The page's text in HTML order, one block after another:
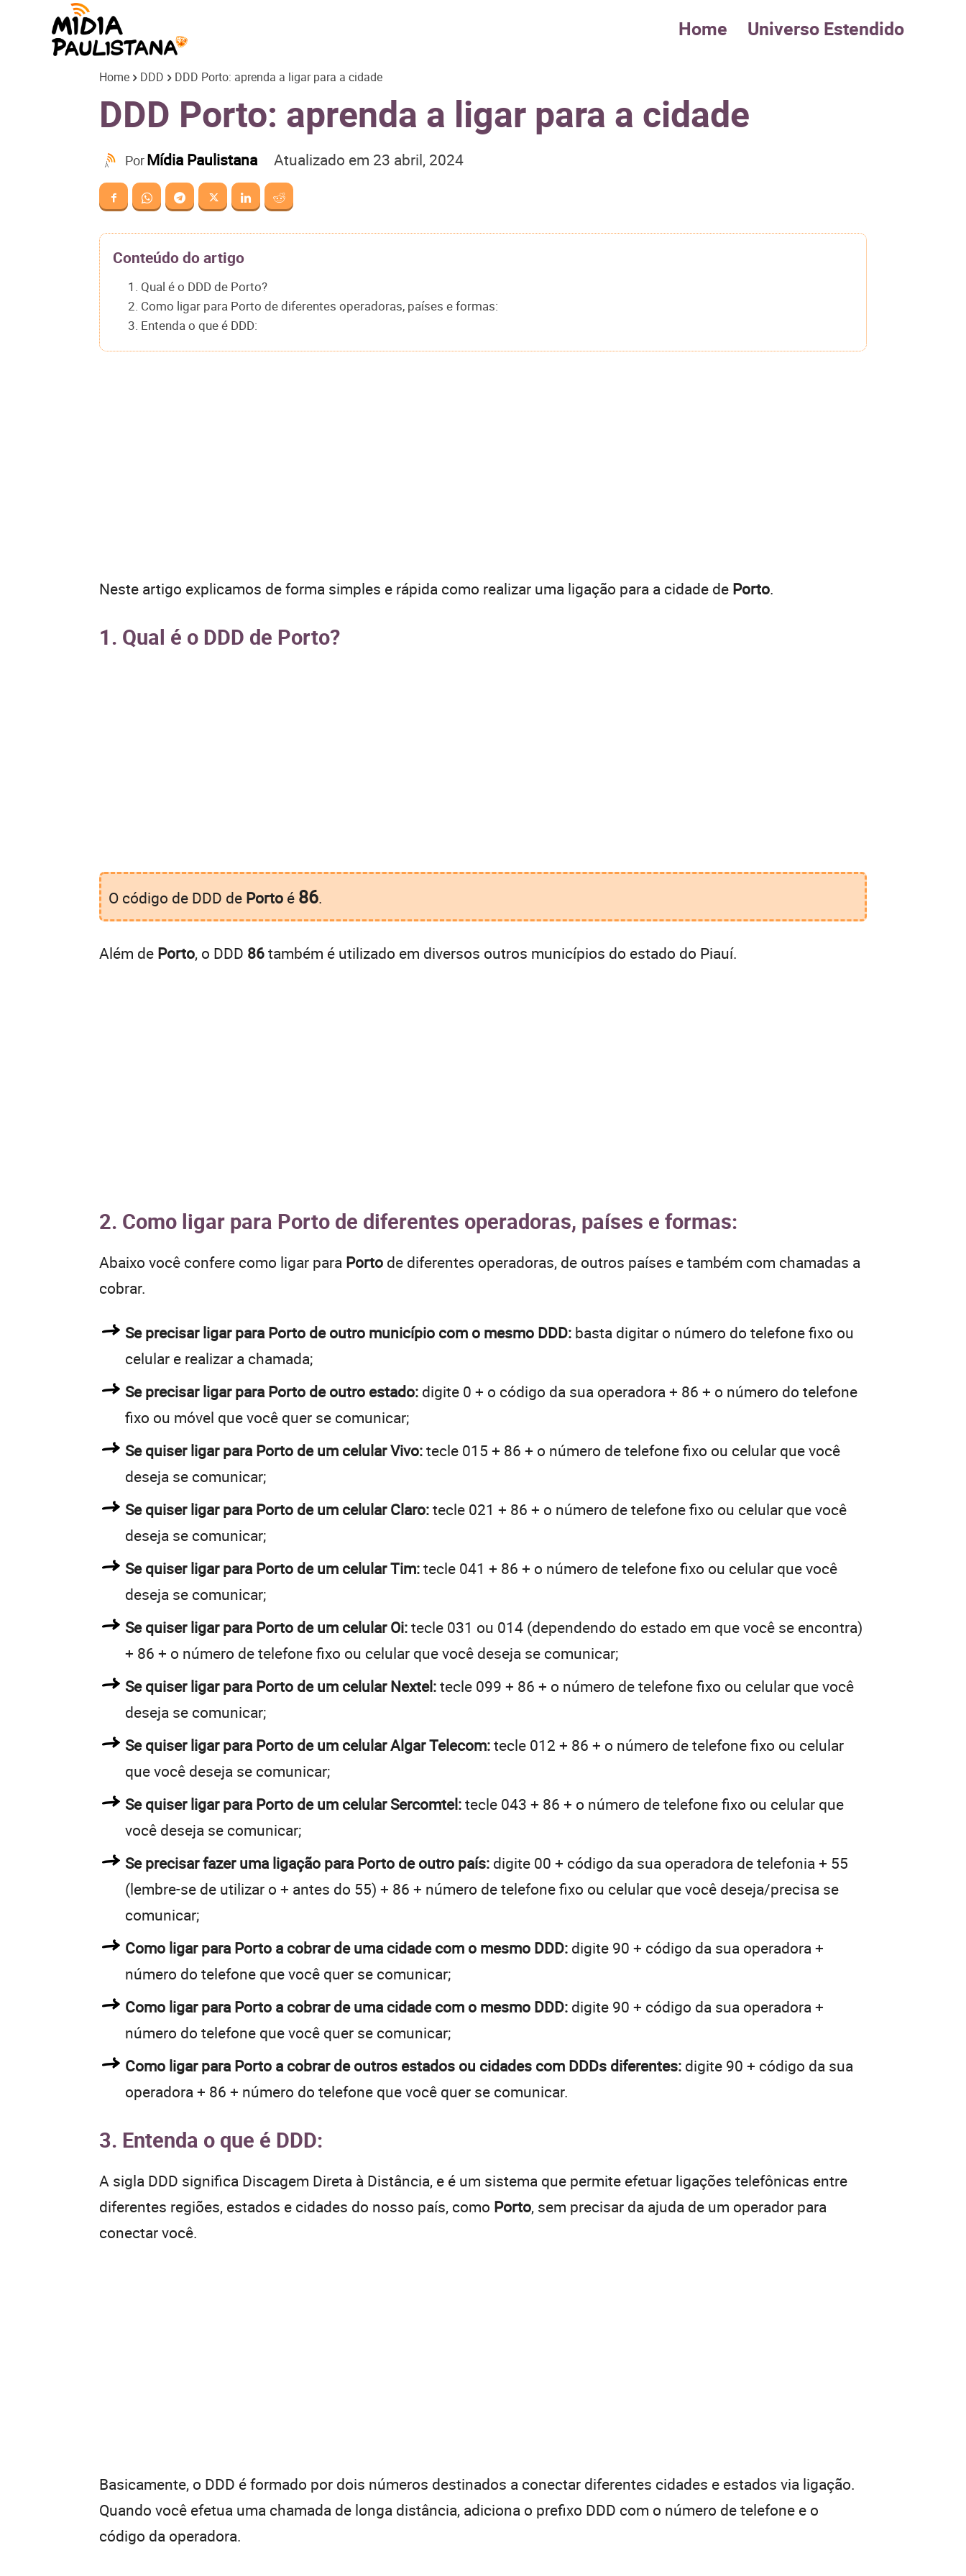
Paulistana
Home Universo Estendido
Home DDD DDD Porto: aprenda a ligar para a cidade
DDD Porto: aprenda a ligar para a cidade
PorMídia Paulistana Atualizado em 23 abril, 2024
Conteúdo do artigo
1. Qual é o DDD de Porto?
2. Como ligar para Porto de diferentes operadoras, países e formas:
3. Entenda o que é DDD:
Neste artigo explicamos de forma simples e rápida como realizar uma ligação para a cidade de Porto.
1. Qual é o DDD de Porto?
O código de DDD de Porto é 86.
Além de Porto, o DDD 86também é utilizado em diversos outros municípios do estado do Piauí.
2. Como ligar para Porto de diferentes operadoras, países e formas:
Abaixo você confere como ligar para Porto de diferentes operadoras, de outros países e também com chamadas a
cobrar.
Se precisar ligar para Porto de outro município com o mesmo DDD: basta digitar o número do telefone fixo ou
celular e realizar a chamada;
Se precisar ligar para Porto de outro estado: digite 0 + o código da sua operadora + 86 + o número do telefone
fixo ou móvel que você quer se comunicar;
Se quiser ligar para Porto de um celular Vivo:tecle 015 + 86 + o número de telefone fixo ou celular que você
deseja se comunicar;
Se quiser ligar para Porto de um celular Claro:tecle 021 + 86 + o número de telefone fixo ou celular que você
deseja se comunicar;
Se quiser ligar para Porto de um celular Tim:tecle 041 + 86 + o número de telefone fixo ou celular que você
deseja se comunicar;
Se quiser ligar para Porto de um celular Oi:tecle 031 ou 014 (dependendo do estado em que você se encontra)
+ 86 + o número de telefone fixo ou celular que você deseja se comunicar;
Se quiser ligar para Porto de um celular Nextel:tecle 099 + 86 + o número de telefone fixo ou celular que você
deseja se comunicar;
Se quiser ligar para Porto de um celular Algar Telecom:tecle 012 + 86 + o número de telefone fixo ou celular
que você deseja se comunicar;
Se quiser ligar para Porto de um celular Sercomtel:tecle 043 + 86 + o número de telefone fixo ou celular que
você deseja se comunicar;
Se precisar fazer uma ligação para Porto de outro país: digite 00 + código da sua operadora de telefonia + 55
(lembre-se de utilizar o + antes do 55) + 86 + número de telefone fixo ou celular que você deseja/precisa se
comunicar;
Como ligar para Porto a cobrar de uma cidade com o mesmo DDD: digite 90 + código da sua operadora +
número do telefone que você quer se comunicar;
Como ligar para Porto a cobrar de uma cidade com o mesmo DDD: digite 90 + código da sua operadora +
número do telefone que você quer se comunicar;
Como ligar para Porto a cobrar de outros estados ou cidades com DDDs diferentes: digite 90 + código da sua
operadora + 86 + número do telefone que você quer se comunicar.
3. Entenda o que é DDD:
A sigla DDD significa Discagem Direta à Distância, e é um sistema que permite efetuar ligações telefônicas entre
diferentes regiões, estados e cidades do nosso país, como Porto, sem precisar da ajuda de um operador para
conectar você.
Basicamente, o DDD é formado por dois números destinados a conectar diferentes cidades e estados via ligação.
Quando você efetua uma chamada de longa distância, adiciona o prefixo DDD com o número de telefone e o
código da operadora.